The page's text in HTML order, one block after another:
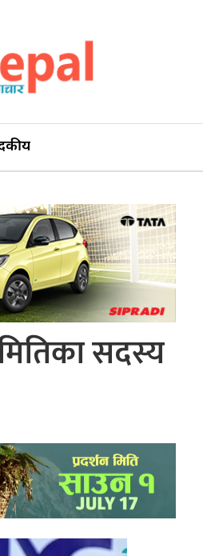
सदस्य